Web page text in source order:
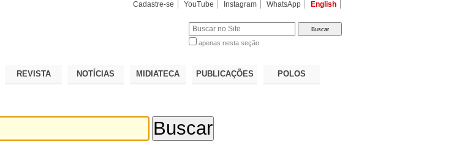
Cadastre-se YouTube Instagram WhatsApp English
apenas nesta seção
REVISTA NOTÍCIAS MIDIATECA PUBLICAÇÕES POLOS